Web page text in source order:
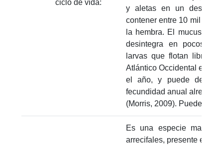
ciclo de vida:
y aletas en un
contener entre 10 mil a 20
la hembra. El mucus que
desintegra en pocos
larvas que flotan
Atlántico Occidental el
el año, y puede
fecundidad anual
(Morris, 2009). Puede
Es una especie marina
arrecifales, presente en